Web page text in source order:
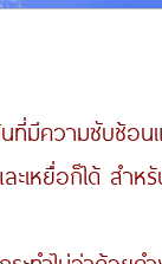
ามซับซ้อนและ
ะเหยื่อก็ได้ สำ